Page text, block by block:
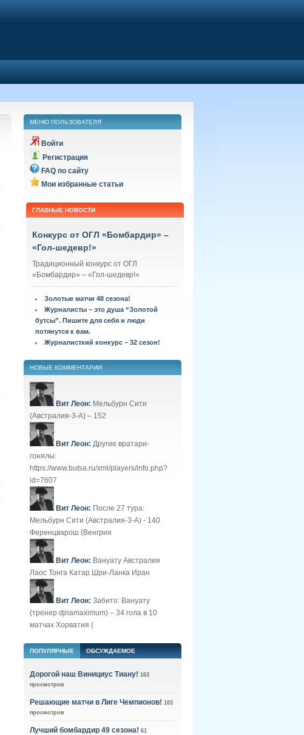
МЕНЮ ПОЛЬЗОВАТЕЛЯ
Войти
Регистрация
FAQ по сайту
Мои избранные статьи
ГЛАВНЫЕ НОВОСТИ
Конкурс от ОГЛ «Бомбардир» –
«Гол-шедевр!»
Традиционный конкурс от ОГЛ
«Бомбардир» – «Гол-шедевр!»
Золотые матчи 48 сезона!
Журналисты – это душа “Золотой
бутсы”. Пишите для себя и люди
потянутся к вам.
Журналисткий конкурс – 32 сезон!
НОВЫЕ КОММЕНТАРИИ
Вит Леон: Мельбурн Сити
(Австралия-3-А) – 152
Вит Леон: Другие вратари-
гонялы:
https://www.butsa.ru/xml/players/info.php?
id=7607
Вит Леон: После 27 тура:
Мельбурн Сити (Австралия-3-А) - 140
Ференцварош (Венгрия
Вит Леон: Вануату Австралия
Лаос Тонга Катар Шри-Ланка Иран
Вит Леон: Забито: Вануату
(тренер djnamaximum) – 34 гола в 10
матчах Хорватия (
ПОПУЛЯРНЫЕ ОБСУЖДАЕМОЕ
Дорогой наш Винициус Тиану! 163
просмотров
Решающие матчи в Лиге Чемпионов! 103
просмотров
Лучший бомбардир 49 сезона! 61